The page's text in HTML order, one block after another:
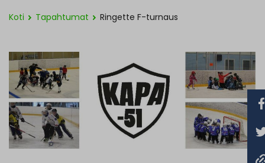
Koti Tapahtumat Ringette F-turnaus